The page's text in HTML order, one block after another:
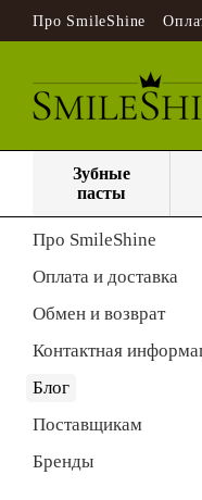
Перейти к основному
Про SmileShine
Зубные
пасты
Про SmileShine
Оплата и доставка
Обмен и возврат
Контактная
Блог
Поставщикам
Бренды